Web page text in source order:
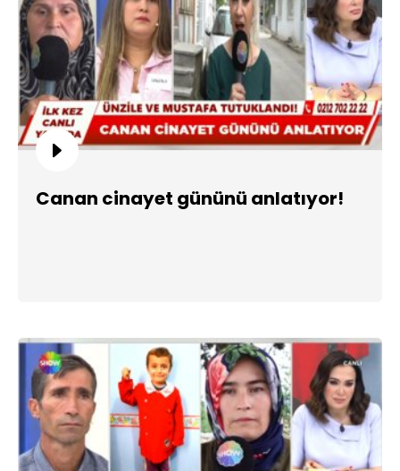
Canan cinayet gününü anlatıyor!